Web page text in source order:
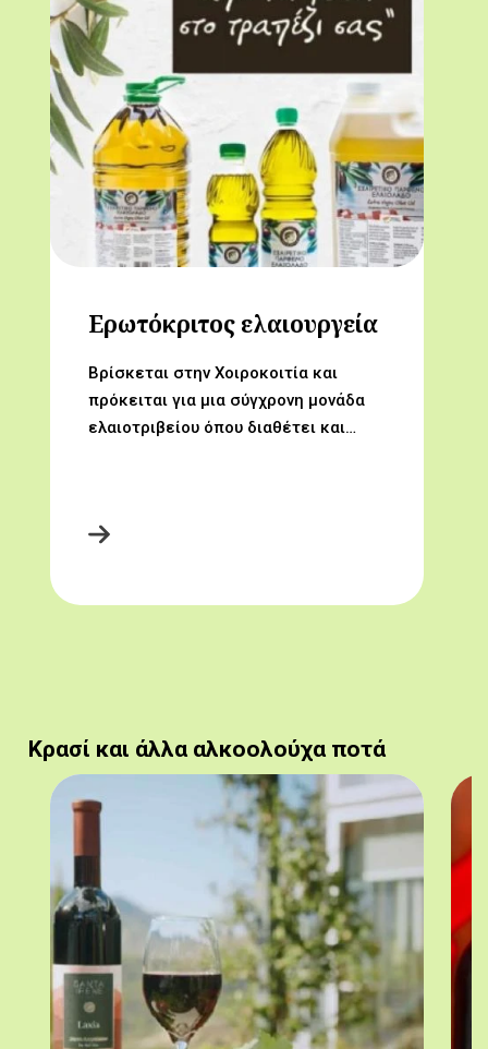
Ερωτόκριτος ελαιουργεία
Βρίσκεται στην Χοιροκοιτία και
πρόκειται για μια σύγχρονη μονάδα
ελαιοτριβείου όπου διαθέτει και…
Κρασί και άλλα αλκοολούχα ποτά